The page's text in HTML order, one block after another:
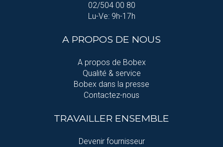
02/504 00 80
Lu-Ve: 9h-17h
A PROPOS DE NOUS
A propos de Bobex
Qualité & service
Bobex dans la presse
Contactez-nous
TRAVAILLER ENSEMBLE
Devenir fournisseur